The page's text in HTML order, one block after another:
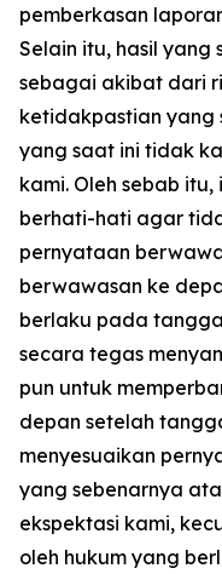
pemberkasan
Selain itu, hasil
sebagai akibat dari
ketidakpastian yang
yang saat ini tidak
kami. Oleh sebab
berhati-hati agar
pernyataan
berwawasan ke
berlaku pada
secara tegas
pun untuk
depan setelah
menyesuaikan
yang sebenarnya
ekspektasi kami,
oleh hukum yang